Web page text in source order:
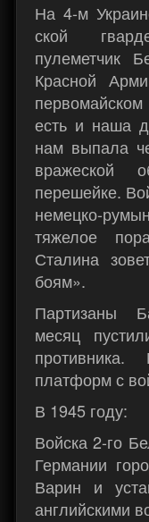
На 4-м
ской
пулеметчик
Красной
есть и наша
нам выпала
вражеской
перешейке.
немецко-
тяжелое
Сталина
боям».
Партизаны
месяц
платформ с
В 1945 году:
Войска 2-го
Германии
Варин и
английскими